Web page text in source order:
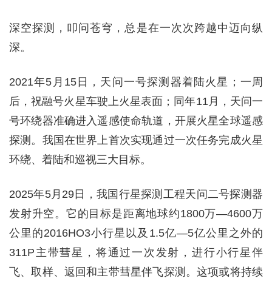
深空探测，叩问苍穹，总是在一次次跨越中迈向纵
深。
2021年5月15日，天问一号探测器着陆火星；一周
后，祝融号火星车驶上火星表面；同年11月，天问一
号环绕器准确进入遥感使命轨道，开展火星全球遥感
探测。我国在世界上首次实现通过一次任务完成火星
环绕、着陆和巡视三大目标。
2025年5月29日，我国行星探测工程天问二号探测器
发射升空。它的目标是距离地球约1800万—4600万
公里的2016HO3小行星以及1.5亿—5亿公里之外的
311P主带彗星，将通过一次发射，进行小行星伴
飞、取样、返回和主带彗星伴飞探测。这项或将持续